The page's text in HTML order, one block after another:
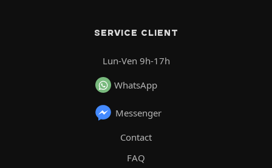
SERVICE CLIENT
Lun-Ven 9h-17h
WhatsApp
Messenger
Contact
FAQ